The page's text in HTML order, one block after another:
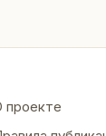
проекте